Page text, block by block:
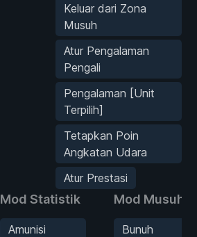
Keluar dari Zona
Musuh
Atur Pengalaman
Pengali
Pengalaman [Unit
Terpilih]
Tetapkan Poin
Angkatan Udara
Atur Prestasi
Mod Statistik
Amunisi
Mod Musuh
Bunuh